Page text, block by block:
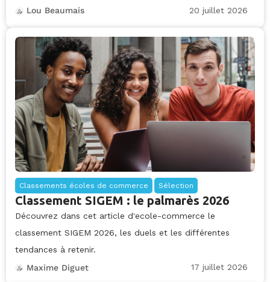
Lou Beaumais
20 juillet 2026
Classements écoles de commerce Sélection
Classement SIGEM : le palmarès 2026
Découvrez dans cet article d'ecole-commerce le
classement SIGEM 2026, les duels et les différentes
tendances à retenir.
Maxime Diguet
17 juillet 2026